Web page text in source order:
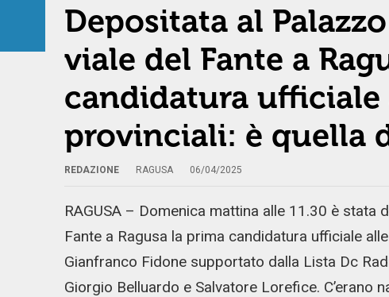
Depositata al
viale del Fante a
candidatura
provinciali: è quella
REDAZIONE RAGUSA 06/04/2025
RAGUSA – Domenica mattina alle 11.30 è
Fante a Ragusa la prima candidatura ufficiale
Gianfranco Fidone supportato dalla Lista Dc
Giorgio Belluardo e Salvatore Lorefice. C’erano